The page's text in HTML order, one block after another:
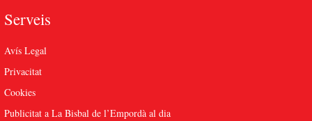
Serveis
Avís Legal
Privacitat
Cookies
Publicitat a La Bisbal de l’Empordà al dia